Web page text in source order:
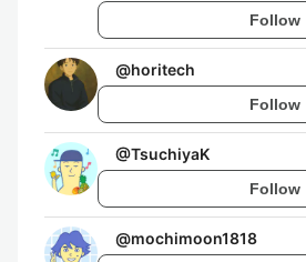
Follow
@horitech
Follow
@TsuchiyaK
Follow
@mochimoon1818